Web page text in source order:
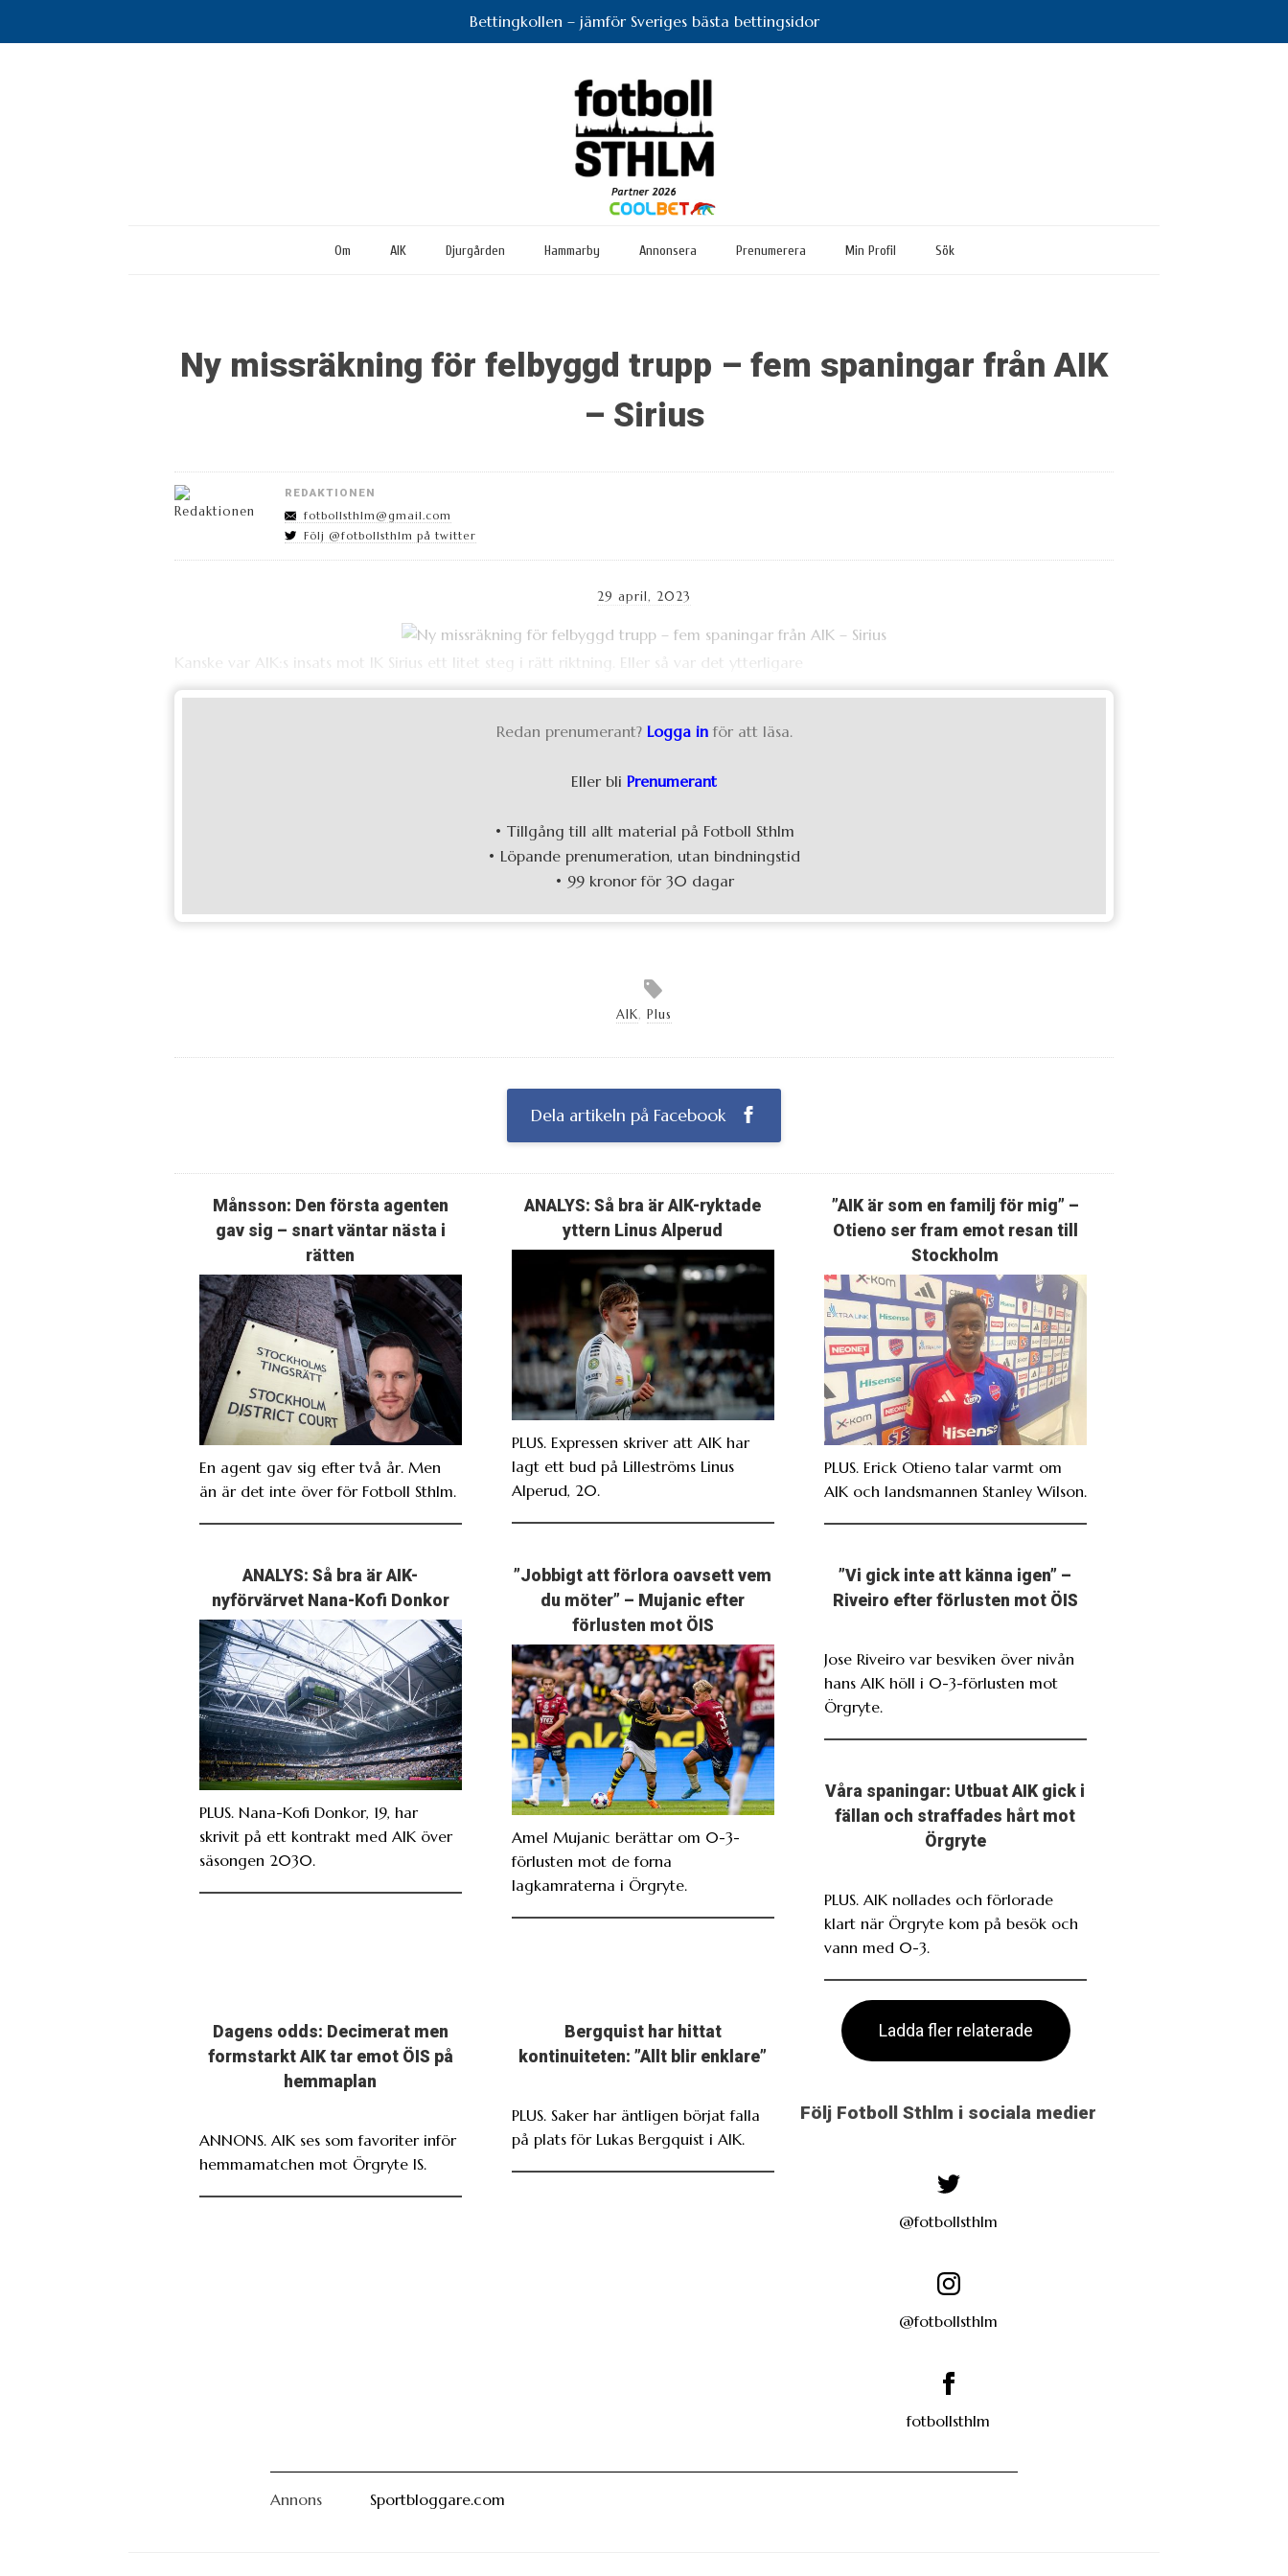
Bettingkollen – jämför Sveriges bästa bettingsidor
Om AIK Djurgården Hammarby Annonsera Prenumerera Min Profil Sök
Ny missräkning för felbyggd trupp – fem spaningar från AIK
– Sirius
REDAKTIONEN
fotbollsthlm@gmail.com
Följ @fotbollsthlm på twitter
29 april, 2023
Kanske var AIK:s insats mot IK Sirius ett litet steg i rätt riktning. Eller så var det ytterligare
Redan prenumerant? Logga in för att läsa.
Eller bli Prenumerant
• Tillgång till allt material på Fotboll Sthlm
• Löpande prenumeration, utan bindningstid
• 99 kronor för 30 dagar
AIK, Plus
Dela artikeln på Facebook
Månsson: Den första agenten
gav sig – snart väntar nästa i
rätten
En agent gav sig efter två år. Men
än är det inte över för Fotboll Sthlm.
ANALYS: Så bra är AIK-ryktade
yttern Linus Alperud
PLUS. Expressen skriver att AIK har
lagt ett bud på Lilleströms Linus
Alperud, 20.
”AIK är som en familj för mig” –
Otieno ser fram emot resan till
Stockholm
PLUS. Erick Otieno talar varmt om
AIK och landsmannen Stanley Wilson.
ANALYS: Så bra är AIK-
nyförvärvet Nana-Kofi Donkor
PLUS. Nana-Kofi Donkor, 19, har
skrivit på ett kontrakt med AIK över
säsongen 2030.
”Jobbigt att förlora oavsett vem
du möter” – Mujanic efter
förlusten mot ÖIS
Amel Mujanic berättar om 0-3-
förlusten mot de forna
lagkamraterna i Örgryte.
”Vi gick inte att känna igen” –
Riveiro efter förlusten mot ÖIS
Jose Riveiro var besviken över nivån
hans AIK höll i 0-3-förlusten mot
Örgryte.
Våra spaningar: Utbuat AIK gick i
fällan och straffades hårt mot
Örgryte
PLUS. AIK nollades och förlorade
klart när Örgryte kom på besök och
vann med 0-3.
Dagens odds: Decimerat men
formstarkt AIK tar emot ÖIS på
hemmaplan
ANNONS. AIK ses som favoriter inför
hemmamatchen mot Örgryte IS.
Bergquist har hittat
kontinuiteten: ”Allt blir enklare”
PLUS. Saker har äntligen börjat falla
på plats för Lukas Bergquist i AIK.
Ladda fler relaterade
Följ Fotboll Sthlm i sociala medier
@fotbollsthlm
@fotbollsthlm
fotbollsthlm
Annons Sportbloggare.com